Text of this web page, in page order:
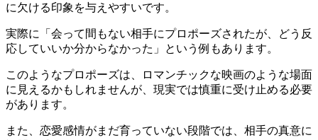
に欠ける印象を与えやすいです。
実際に「会って間もない相手にプロポーズされたが、どう反
応していいか分からなかった」という例もあります。
このようなプロポーズは、ロマンチックな映画のような場面
に見えるかもしれませんが、現実では慎重に受け止める必要
があります。
また、恋愛感情がまだ育っていない段階では、相手の真意に